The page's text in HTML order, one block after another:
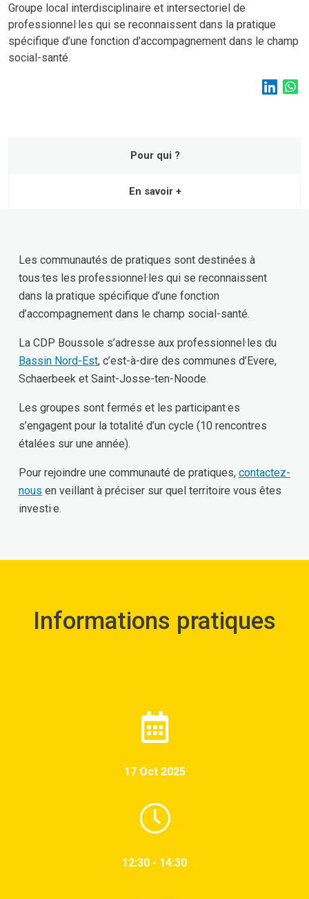
Groupe local interdisciplinaire et intersectoriel de
professionnel·les qui se reconnaissent dans la pratique
spécifique d’une fonction d’accompagnement dans le champ
social-santé.
Pour qui ?
En savoir +
Les communautés de pratiques sont destinées à
tous·tes les professionnel·les qui se reconnaissent
dans la pratique spécifique d’une fonction
d’accompagnement dans le champ social-santé.
La CDP Boussole s’adresse aux professionnel·les du
Bassin Nord-Est, c’est-à-dire des communes d’Evere,
Schaerbeek et Saint-Josse-ten-Noode.
Les groupes sont fermés et les participant·es
s’engagent pour la totalité d’un cycle (10 rencontres
étalées sur une année).
Pour rejoindre une communauté de pratiques, contactez-
nous en veillant à préciser sur quel territoire vous êtes
investi·e.
Informations pratiques
17 Oct 2025
12:30 - 14:30